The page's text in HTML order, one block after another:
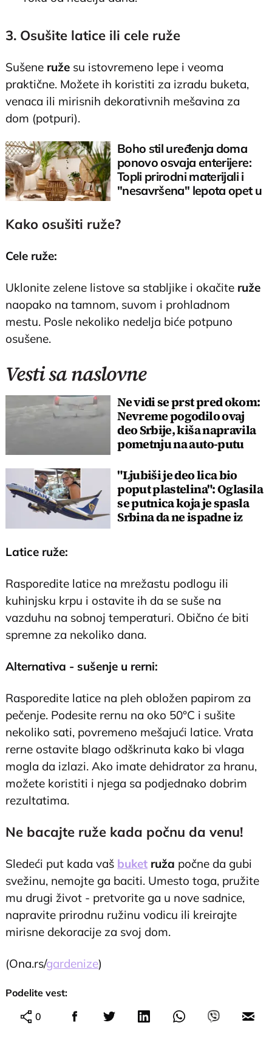
3. Osušite latice ili cele ruže
Sušene ruže su istovremeno lepe i veoma
praktične. Možete ih koristiti za izradu buketa,
venaca ili mirisnih dekorativnih mešavina za
dom (potpuri).
Boho stil uređenja doma
ponovo osvaja enterijere:
Topli prirodni materijali i
"nesavršena" lepota opet u
Kako osušiti ruže?
Cele ruže:
Uklonite zelene listove sa stabljike i okačite ruže
naopako na tamnom, suvom i prohladnom
mestu. Posle nekoliko nedelja biće potpuno
osušene.
Vesti sa naslovne
Ne vidi se prst pred okom:
Nevreme pogodilo ovaj
deo Srbije, kiša napravila
pometnju na auto-putu
"Ljubiši je deo lica bio
poput plastelina": Oglasila
se putnica koja je spasla
Srbina da ne ispadne iz
Latice ruže:
Rasporedite latice na mrežastu podlogu ili
kuhinjsku krpu i ostavite ih da se suše na
vazduhu na sobnoj temperaturi. Obično će biti
spremne za nekoliko dana.
Alternativa - sušenje u rerni:
Rasporedite latice na pleh obložen papirom za
pečenje. Podesite rernu na oko 50°C i sušite
nekoliko sati, povremeno mešajući latice. Vrata
rerne ostavite blago odškrinuta kako bi vlaga
mogla da izlazi. Ako imate dehidrator za hranu,
možete koristiti i njega sa podjednako dobrim
rezultatima.
Ne bacajte ruže kada počnu da venu!
Sledeći put kada vaš buket ruža počne da gubi
svežinu, nemojte ga baciti. Umesto toga, pružite
mu drugi život - pretvorite ga u nove sadnice,
napravite prirodnu ružinu vodicu ili kreirajte
mirisne dekoracije za svoj dom.
(Ona.rs/gardenize)
Podelite vest:
0